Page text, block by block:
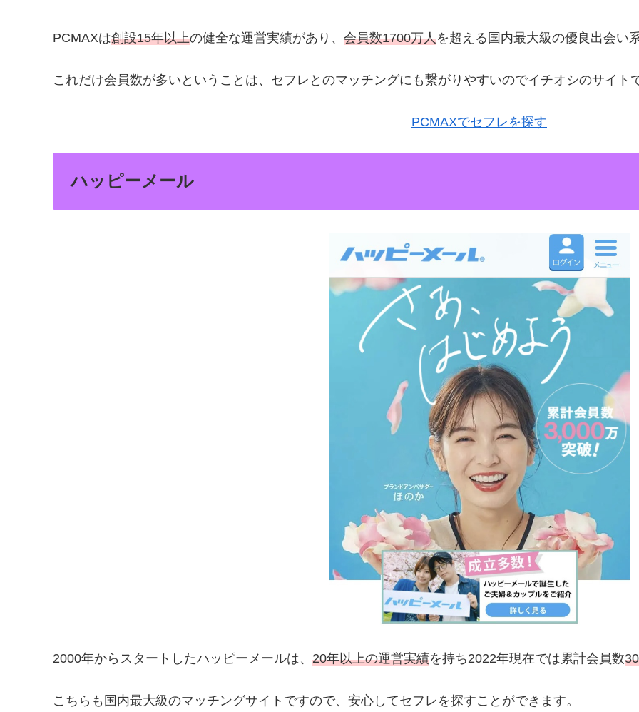
PCMAXは創設15年以上の健全な運営実績があり、 会員数1700万人を超える国内最大級の優良出会い
これだけ会員数が多いということは、セフレとのマッチングにも繋がりやすいのでイチオシのサイト
PCMAXでセフレを探す
ハッピーメール
2000年からスタートしたハッピーメールは、 20年以上の運営実績を持ち2022年現在では累計会員数
こちらも国内最大級のマッチングサイトですので、安心してセフレを探すことができます。